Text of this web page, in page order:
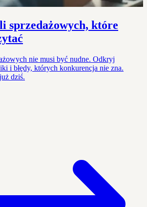
sprzedażowych, które
nie musi być nudne. Odkryj
i błędy, których konkurencja nie zna.
dziś.